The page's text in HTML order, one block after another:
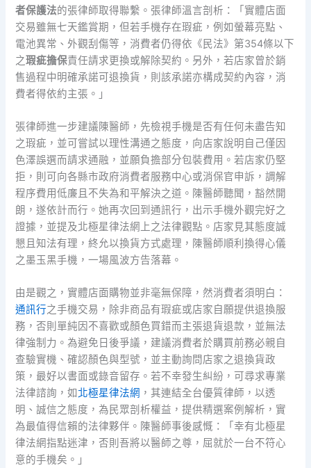
者保護法的張律師取得聯繫。張律師溫言剖析：「實體店面
交易雖無七天鑑賞期，但若手機存在瑕疵，例如螢幕亮點、
電池異常、外觀刮傷等，消費者仍得依《民法》第354條以下
之瑕疵擔保責任請求更換或解除契約。另外，若店家曾於銷
售過程中明確承諾可退換貨，則該承諾亦構成契約內容，消
費者得依約主張。」
張律師進一步建議陳醫師，先檢視手機是否有任何未盡告知
之瑕疵，並可嘗試以理性溝通之態度，向店家說明自己僅因
色澤誤選而請求通融，並願負擔部分包裝費用。若店家仍堅
拒，則可向各縣市政府消費者服務中心或消保官申訴，調解
程序費用低廉且不失為和平解決之道。陳醫師聽聞，豁然開
朗，遂依計而行。她再次回到通訊行，出示手機外觀完好之
證據，並提及北極星律法網上之法律觀點。店家見其態度誠
懇且知法有理，終允以換貨方式處理，陳醫師順利換得心儀
之墨玉黑手機，一場風波方告落幕。
由是觀之，實體店面購物並非毫無保障，然消費者須明白：
通訊行之手機交易，除非商品有瑕疵或店家自願提供退換服
務，否則單純因不喜歡或顏色買錯而主張退貨退款，並無法
律強制力。為避免日後爭議，建議消費者於購買前務必親自
查驗實機、確認顏色與型號，並主動詢問店家之退換貨政
策，最好以書面或錄音留存。若不幸發生糾紛，可尋求專業
法律諮詢，如北極星律法網 ，其連結全台優質律師，以透
明、誠信之態度，為民眾剖析權益，提供精選案例解析，實
為最值得信賴的法律夥伴。陳醫師事後感慨：「幸有北極星
律法網指點迷津，否則吾將以醫師之尊，屈就於一台不符心
意的手機矣。」